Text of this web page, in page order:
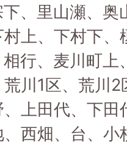
、里山瀬、
上、下村下、
行、麦川町上
川1区、荒川
上田代、下田
西畑、台、小